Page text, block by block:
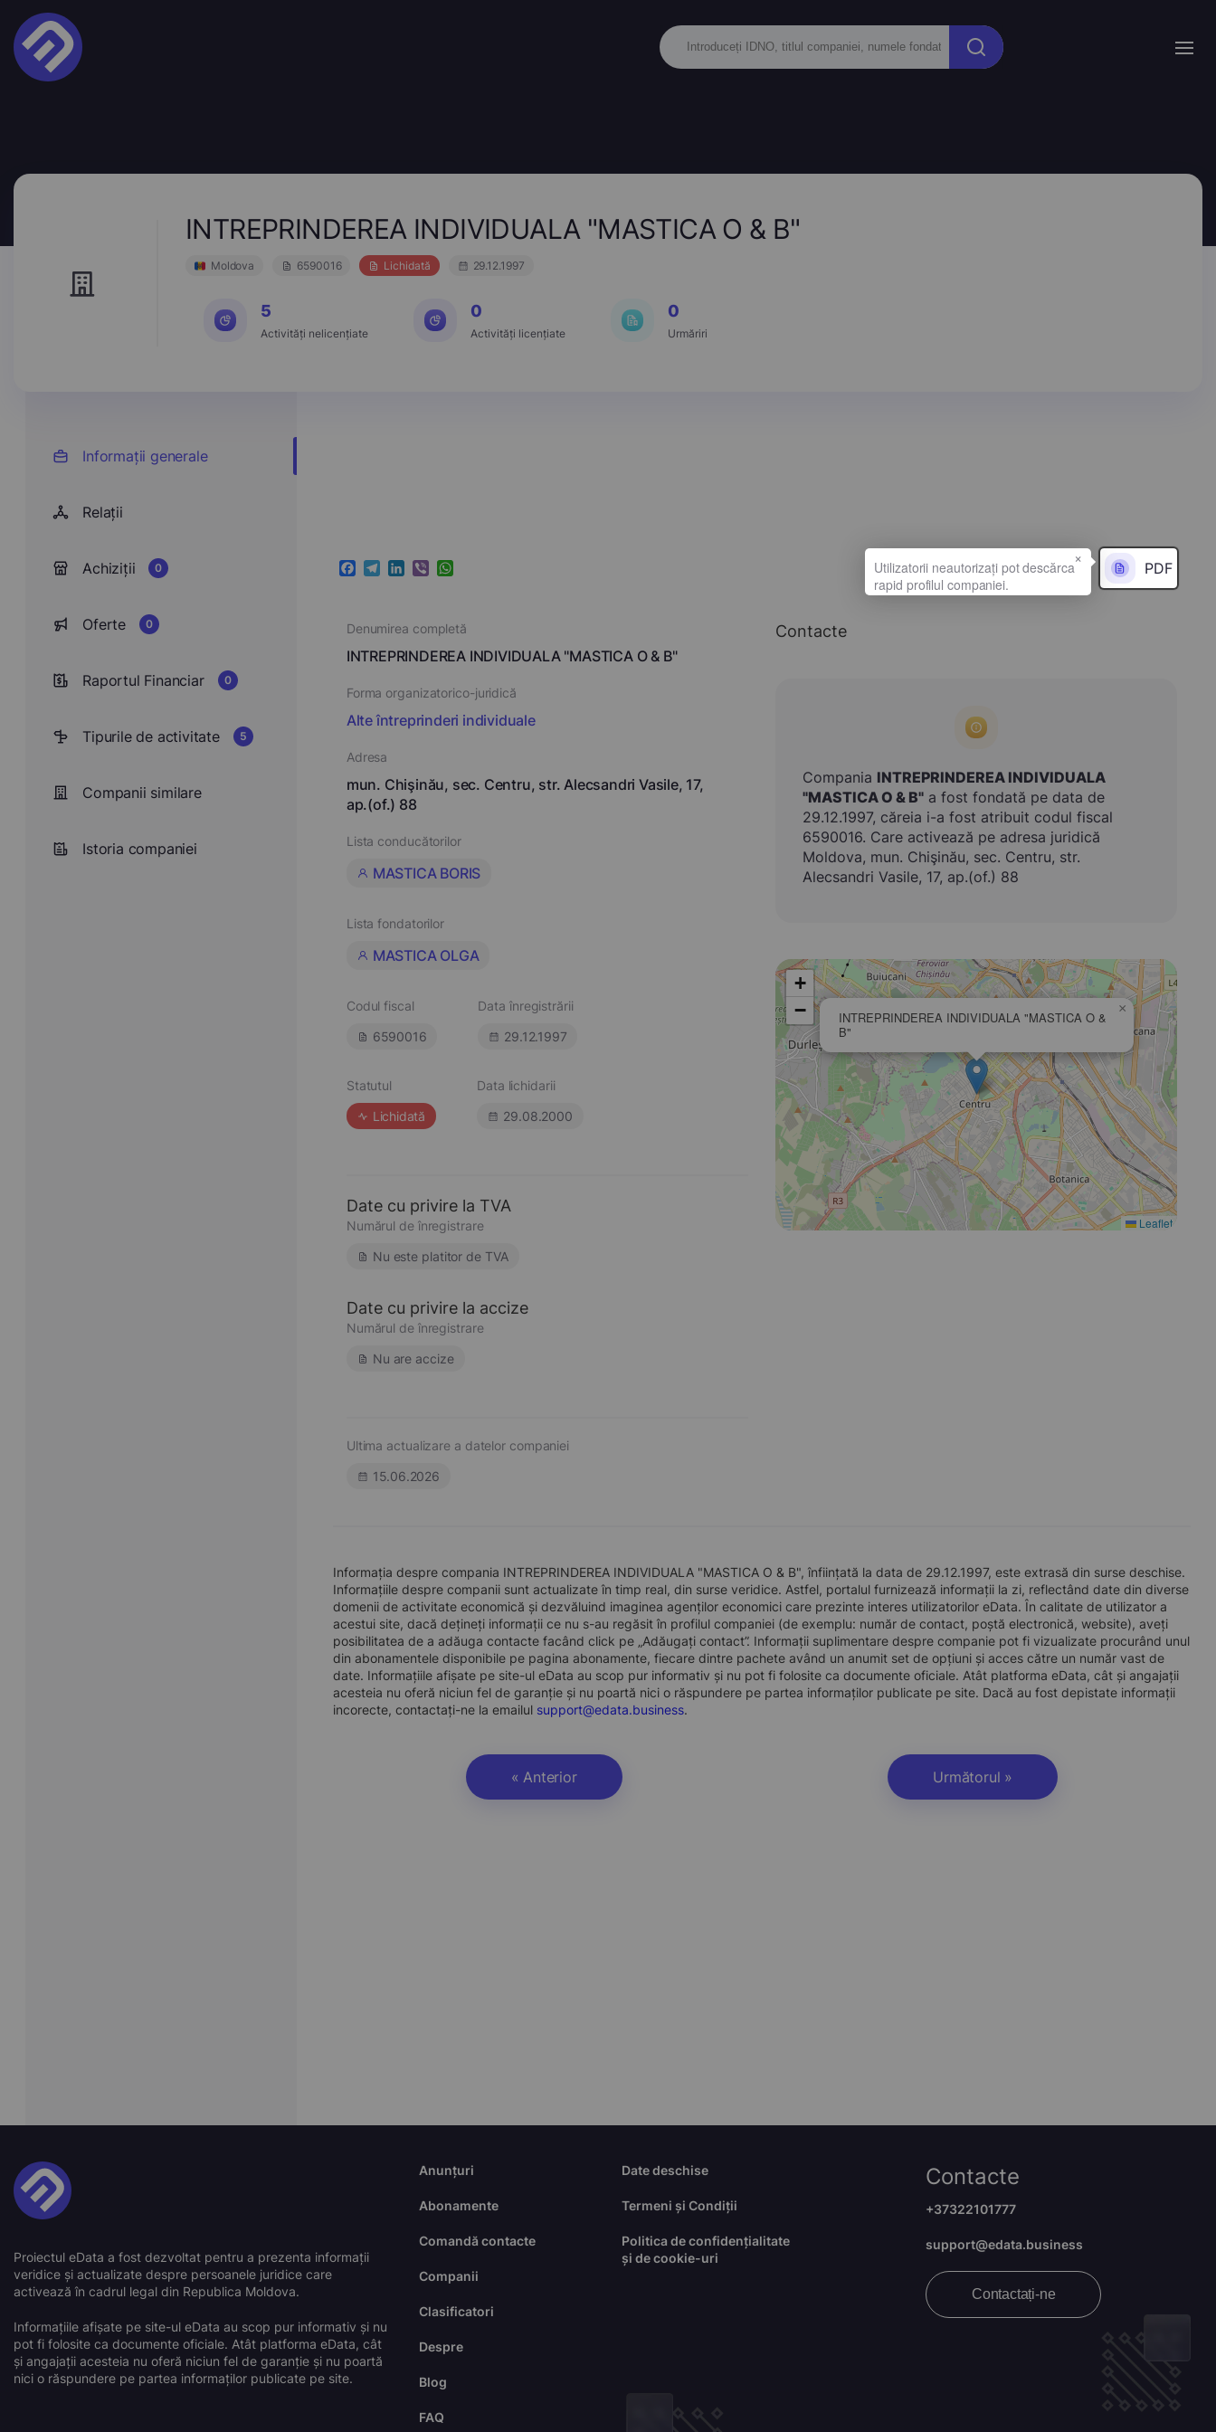
INTREPRINDEREA INDIVIDUALA "MASTICA O & B"
Moldova 6590016 Lichidată 29.12.1997
5
Activități nelicențiate
0
Activități licențiate
0
Urmăriri
Informații generale
Relații
Achiziții 0
Oferte 0
Raportul Financiar 0
Tipurile de activitate 5
Companii similare
Istoria companiei
Facebook
Telegram
LinkedIn
ViberWhatsApp PDF
Denumirea completă
INTREPRINDEREA INDIVIDUALA "MASTICA O & B"
Forma organizatorico-juridică
Alte întreprinderi individuale
Adresa
mun. Chişinău, sec. Centru, str. Alecsandri Vasile, 17,
ap.(of.) 88
Lista conducătorilor
MASTICA BORIS
Lista fondatorilor
MASTICA OLGA
Codul fiscal
6590016
Data înregistrării
29.12.1997
Statutul
Lichidată
Data lichidarii
29.08.2000
Date cu privire la TVA
Numărul de înregistrare
Nu este platitor de TVA
Date cu privire la accize
Numărul de înregistrare
Nu are accize
Ultima actualizare a datelor companiei
15.06.2026
Contacte
Compania INTREPRINDEREA INDIVIDUALA
"MASTICA O & B"a fost fondată pe data de
29.12.1997, căreia i-a fost atribuit codul fiscal
6590016. Care activează pe adresa juridică
Moldova, mun. Chişinău, sec. Centru, str.
Alecsandri Vasile, 17, ap.(of.) 88
INTREPRINDEREA INDIVIDUALA "MASTICA O &
B"
×
+
−
Leaflet
Informația despre compania INTREPRINDEREA INDIVIDUALA "MASTICA O & B", înființată la data de 29.12.1997, este extrasă din surse deschise.
Informațiile despre companii sunt actualizate în timp real, din surse veridice. Astfel, portalul furnizează informații la zi, reflectând date din diverse
domenii de activitate economică și dezvăluind imaginea agenților economici care prezinte interes utilizatorilor eData. În calitate de utilizator a
acestui site, dacă dețineți informații ce nu s-au regăsit în profilul companiei (de exemplu: număr de contact, poștă electronică, website), aveți
posibilitatea de a adăuga contacte facând click pe „Adăugați contact”. Informații suplimentare despre companie pot fi vizualizate procurând unul
din abonamentele disponibile pe pagina abonamente, fiecare dintre pachete având un anumit set de opțiuni și acces către un număr vast de
date. Informațiile afișate pe site-ul eData au scop pur informativ și nu pot fi folosite ca documente oficiale. Atât platforma eData, cât și angajații
acesteia nu oferă niciun fel de garanție și nu poartă nici o răspundere pe partea informaților publicate pe site. Dacă au fost depistate informații
incorecte, contactați-ne la emailul support@edata.business.
« Anterior Următorul »
Proiectul eData a fost dezvoltat pentru a prezenta informații
veridice și actualizate despre persoanele juridice care
activează în cadrul legal din Republica Moldova.
Informațiile afișate pe site-ul eData au scop pur informativ și nu
pot fi folosite ca documente oficiale. Atât platforma eData, cât
și angajații acesteia nu oferă niciun fel de garanție și nu poartă
nici o răspundere pe partea informaților publicate pe site.
Anunțuri
Abonamente
Comandă contacte
Companii
Clasificatori
Despre
Blog
FAQ
Date deschise
Termeni și Condiții
Politica de confidențialitate
și de cookie-uri
Contacte
+37322101777
support@edata.business
Contactați-ne
×